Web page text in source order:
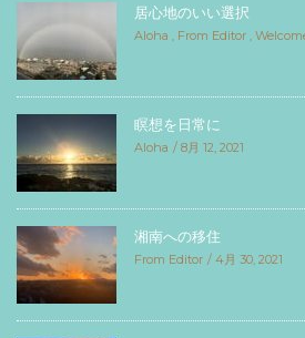
居心地のいい選択
Aloha , From Editor ,
瞑想を日常に
Aloha 8月 12, 2021
湘南への移住
From Editor 4月 30, 2021